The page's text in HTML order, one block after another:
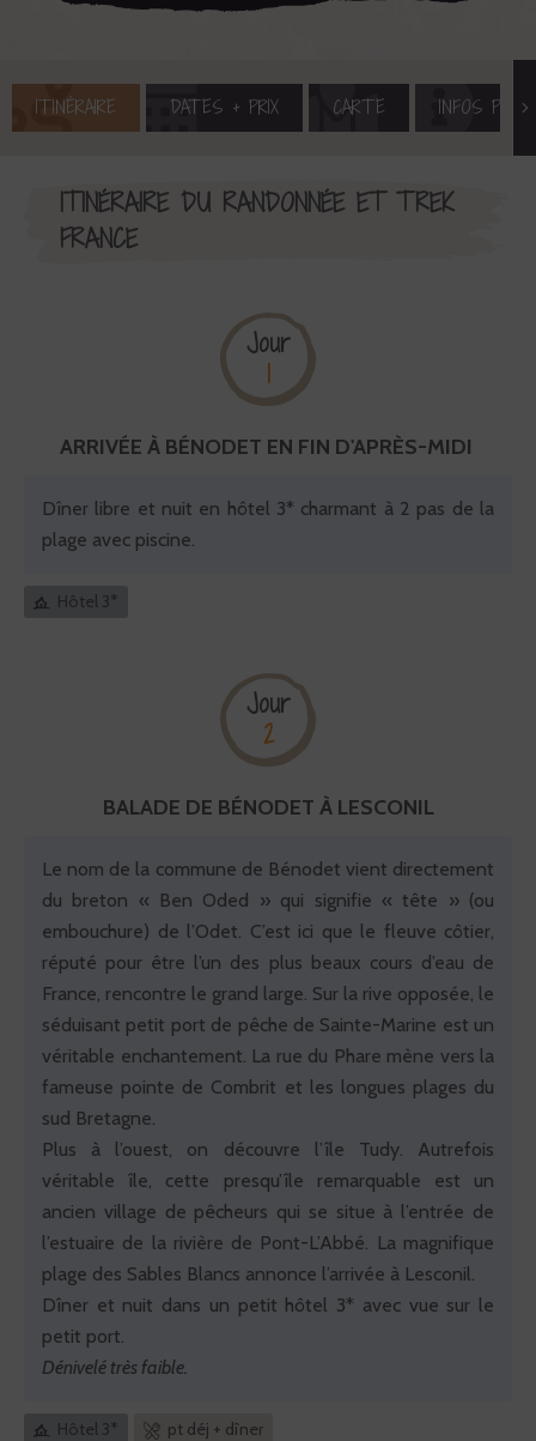
ITINÉRAIRE DATES + PRIX CARTE INFOS
ITINÉRAIRE DU RANDONNÉE ET TREK
FRANCE
Jour
1
ARRIVÉE À BÉNODET EN FIN D'APRÈS-MIDI
Dîner libre et nuit en hôtel 3* charmant à 2 pas de la
plage avec piscine.
Hôtel 3*
Jour
2
BALADE DE BÉNODET À LESCONIL
Le nom de la commune de Bénodet vient directement
du breton « Ben Oded » qui signifie « tête » (ou
embouchure) de l’Odet. C’est ici que le fleuve côtier,
réputé pour être l’un des plus beaux cours d’eau de
France, rencontre le grand large. Sur la rive opposée, le
séduisant petit port de pêche de Sainte-Marine est un
véritable enchantement. La rue du Phare mène vers la
fameuse pointe de Combrit et les longues plages du
sud Bretagne.
Plus à l’ouest, on découvre l’île Tudy. Autrefois
véritable île, cette presqu’île remarquable est un
ancien village de pêcheurs qui se situe à l’entrée de
l’estuaire de la rivière de Pont-L’Abbé. La magnifique
plage des Sables Blancs annonce l’arrivée à Lesconil.
Dîner et nuit dans un petit hôtel 3* avec vue sur le
petit port.
Dénivelé très faible.
Hôtel 3* pt déj + dîner